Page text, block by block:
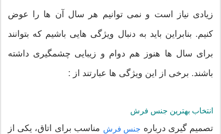
زیادی نیاز است و نمی توانیم هر سال آن ها را عوض
کنیم. بنابراین باید به دنبال ویژگی هایی باشیم که بتوانند
برای سال ها هنوز هم دوام و زیبایی چشمگیری داشته
باشند. برخی از این ویژگی ها عبارتند از :
انتخاب بهترین جنس فرش
تصمیم گیری درباره جنس فرش مناسب برای اتاق، یکی از